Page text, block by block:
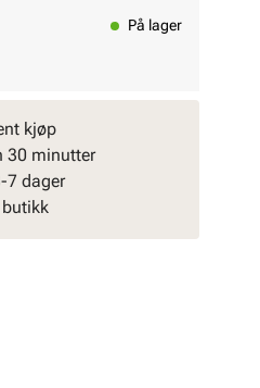
På lager
kjøp
30 minutter
7 dager